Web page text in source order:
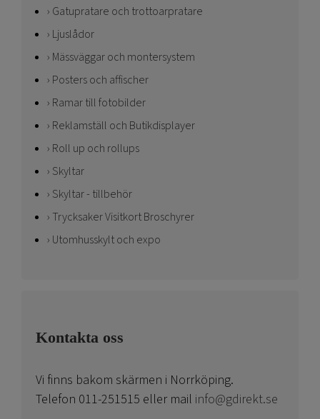
Gatupratare och trottoarpratare
Ljuslådor
Mässväggar och montersystem
Posters och affischer
Ramar till fotobilder
Reklamställ och Butikdisplayer
Roll up och rollups
Skyltar
Skyltar - tillbehör
Trycksaker Visitkort Broschyrer
Utomhusskylt och expo
Kontakta oss
Vi finns bakom skärmen i Norrköping.
Telefon 011-251515 eller mail info@gdirekt.se